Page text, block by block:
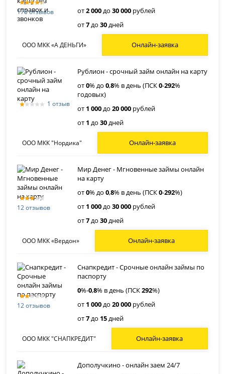
170 отзывов
от2 000до30 000 рублей
от7до30дней
ООО МКК «А ДЕНЬГИ» Онлайн-заявка
1 отзыв
Рублион - срочный займ онлайн на карту
от0% до0,8% в день (ПСК0-292%
годовых)
от 1 000до20 000 рублей
от 1 до30дней
ООО МКК "Нордика" Онлайн-заявка
12 отзывов
Мир Денег - Мгновенные займы онлайн
на карту
от0% до0,8% в день (ПСК0-292%)
от 1 000до30 000 рублей
от7до30дней
ООО МКК «Вердон» Онлайн-заявка
12 отзывов
Снапкредит - Срочные онлайн займы по
паспорту
0%-0,8% в день (ПСК292%)
от 1 000до20 000 рублей
от7до 15дней
ООО МКК "СНАПКРЕДИТ" Онлайн-заявка
Дополучкино - онлайн заем 24/7